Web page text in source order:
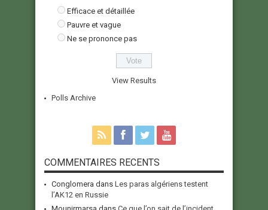
Efficace et détaillée
Pauvre et vague
Ne se prononce pas
View Results
Polls Archive
COMMENTAIRES RECENTS
Conglomera dans Les paras algériens testent
l’AK12 en Russie